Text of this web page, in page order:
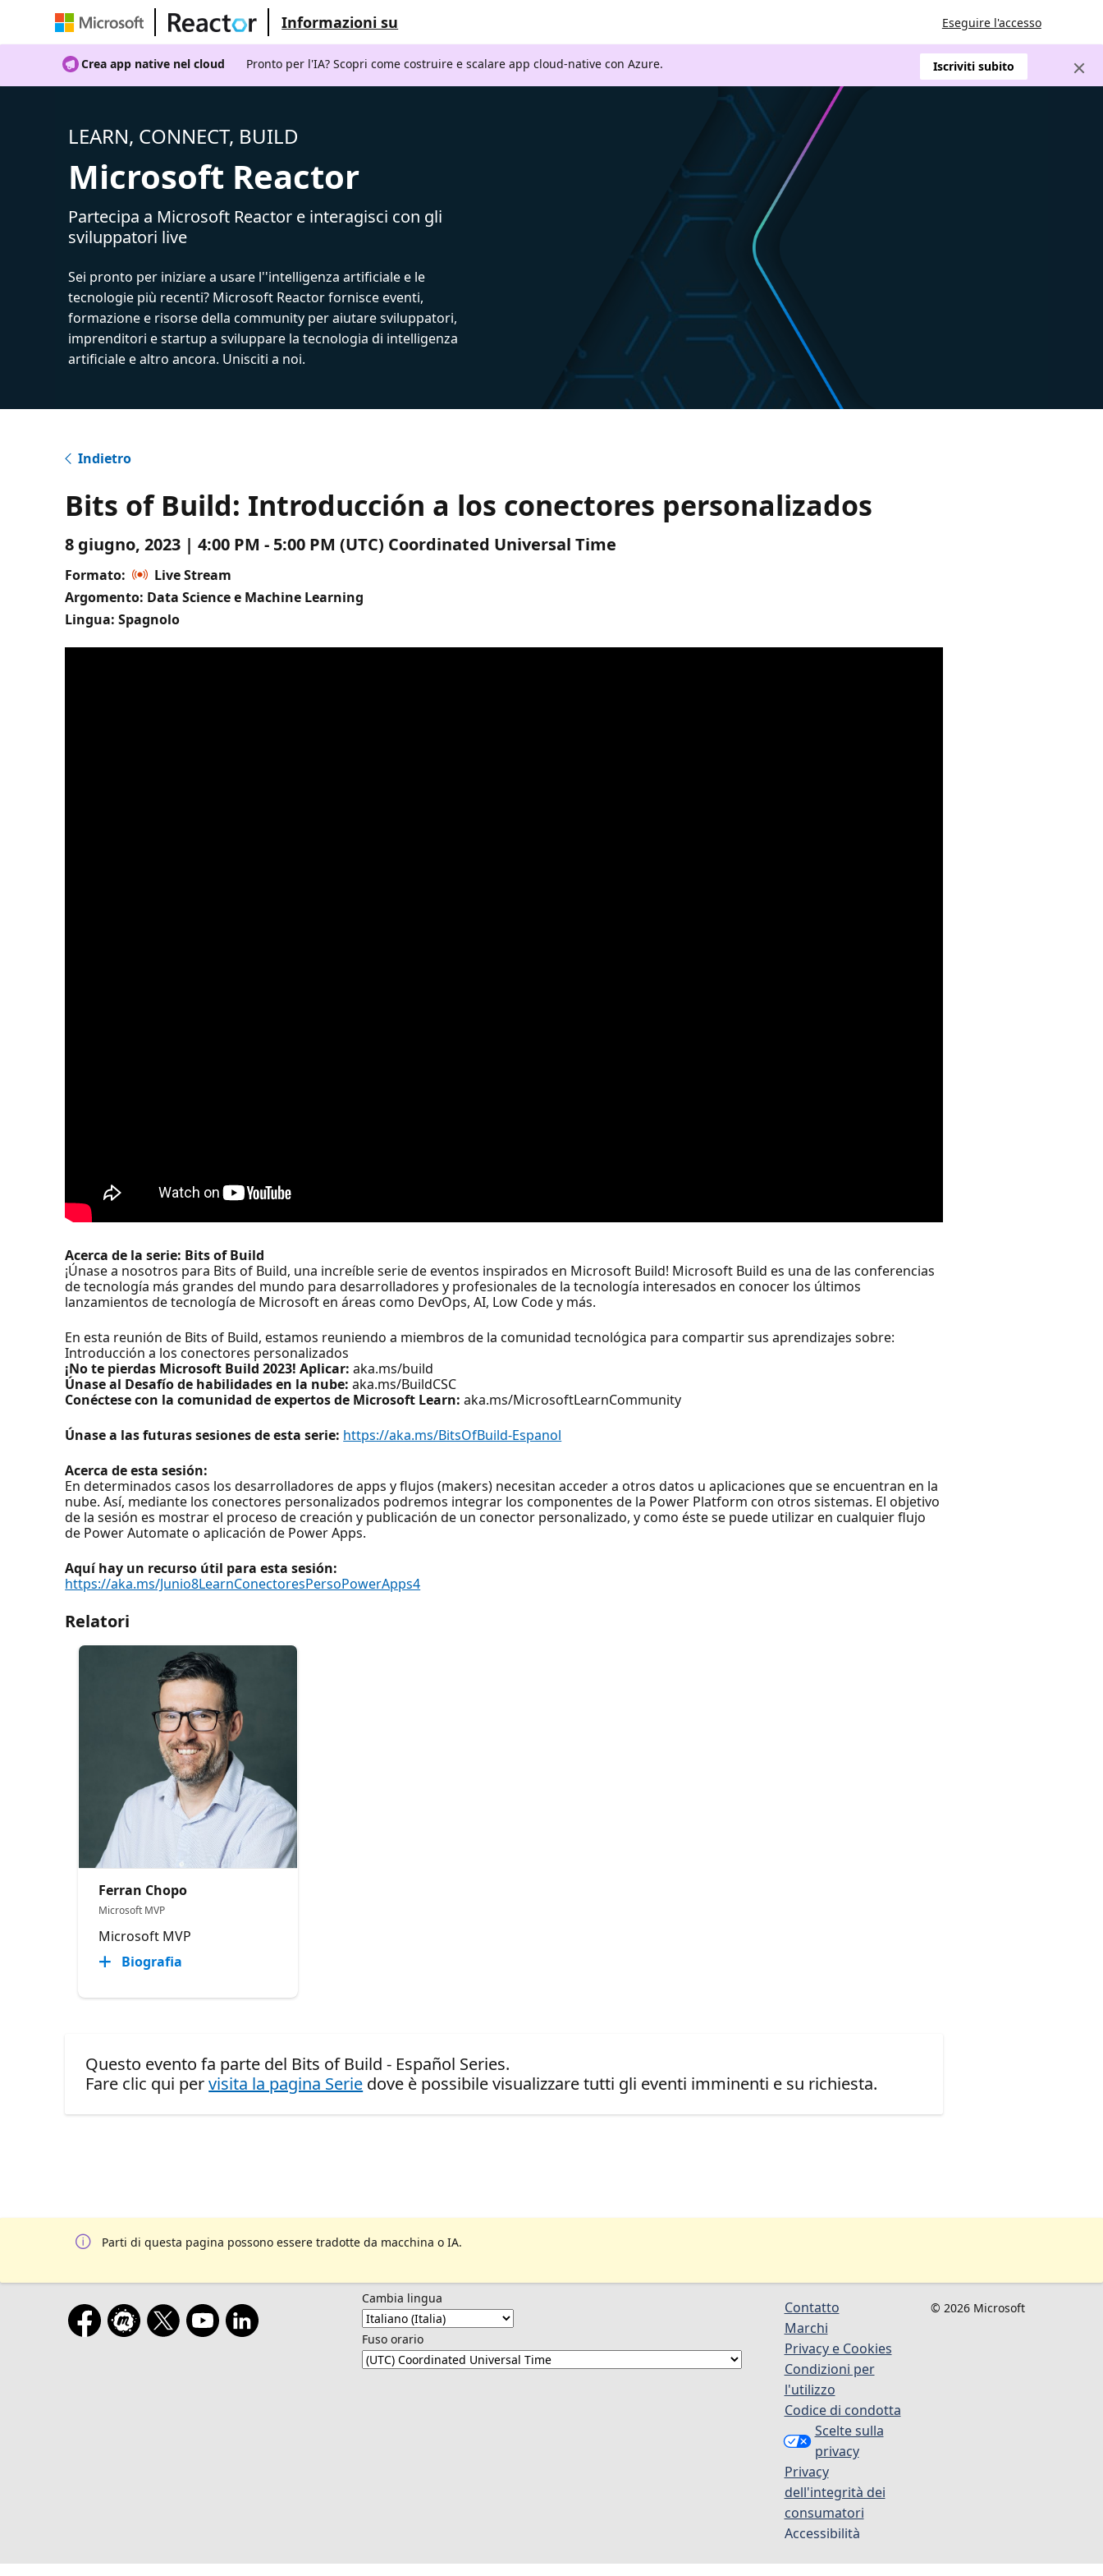
Informazioni su Eseguire l'accesso
Crea app native nel cloud Pronto per l'IA? Scopri come costruire e scalare app cloud-native con Azure. Iscriviti subito
LEARN, CONNECT, BUILD
Microsoft Reactor
Partecipa a Microsoft Reactor e interagisci con gli
sviluppatori live
Sei pronto per iniziare a usare l''intelligenza artificiale e le
tecnologie più recenti? Microsoft Reactor fornisce eventi,
formazione e risorse della community per aiutare sviluppatori,
imprenditori e startup a sviluppare la tecnologia di intelligenza
artificiale e altro ancora. Unisciti a noi.
Indietro
Bits of Build: Introducción a los conectores personalizados
8 giugno, 2023 | 4:00 PM - 5:00 PM (UTC) Coordinated Universal Time
Formato:
Live Stream
Argomento: Data Science e Machine Learning
Lingua: Spagnolo
Acerca de la serie: Bits of Build
¡Únase a nosotros para Bits of Build, una increíble serie de eventos inspirados en Microsoft Build! Microsoft Build es una de las conferencias
de tecnología más grandes del mundo para desarrolladores y profesionales de la tecnología interesados en conocer los últimos
lanzamientos de tecnología de Microsoft en áreas como DevOps, AI, Low Code y más.
En esta reunión de Bits of Build, estamos reuniendo a miembros de la comunidad tecnológica para compartir sus aprendizajes sobre:
Introducción a los conectores personalizados
¡No te pierdas Microsoft Build 2023! Aplicar: aka.ms/build
Únase al Desafío de habilidades en la nube: aka.ms/BuildCSC
Conéctese con la comunidad de expertos de Microsoft Learn: aka.ms/MicrosoftLearnCommunity
Únase a las futuras sesiones de esta serie: https://aka.ms/BitsOfBuild-Espanol
Acerca de esta sesión:
En determinados casos los desarrolladores de apps y flujos (makers) necesitan acceder a otros datos u aplicaciones que se encuentran en la
nube. Así, mediante los conectores personalizados podremos integrar los componentes de la Power Platform con otros sistemas. El objetivo
de la sesión es mostrar el proceso de creación y publicación de un conector personalizado, y como éste se puede utilizar en cualquier flujo
de Power Automate o aplicación de Power Apps.
Aquí hay un recurso útil para esta sesión:
https://aka.ms/Junio8LearnConectoresPersoPowerApps4
Relatori
Ferran Chopo
Microsoft MVP
Microsoft MVP
Biografia
Questo evento fa parte del Bits of Build - Español Series.
Fare clic qui pervisita la pagina Serie dove è possibile visualizzare tutti gli eventi imminenti e su richiesta.
Parti di questa pagina possono essere tradotte da macchina o IA.
Cambia lingua
Fuso orario
Contatto
Marchi
Privacy e Cookies
Condizioni per
l'utilizzo
Codice di condotta
Scelte sulla
privacy
Privacy
dell'integrità dei
consumatori
Accessibilità
© 2026 Microsoft